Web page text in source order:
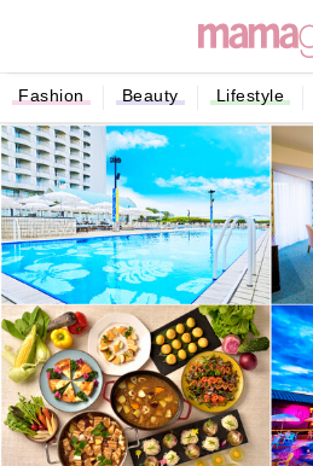
Fashion Beauty Lifestyle